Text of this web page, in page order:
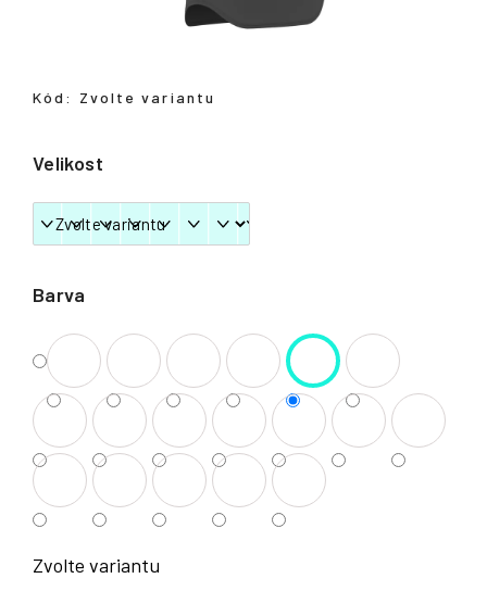
Barva
Velikost
Zvolte variantu
Kód: Zvolte variantu